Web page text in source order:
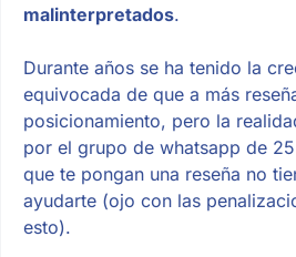
malinterpretados.
Durante años se ha tenido la
equivocada de que a más
posicionamiento, pero la
por el grupo de whatsapp de
que te pongan una reseña no
ayudarte (ojo con las
esto).